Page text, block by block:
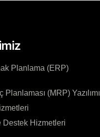
Planlama (ERP)
Planlaması (MRP) Yazılımı
Destek Hizmetleri